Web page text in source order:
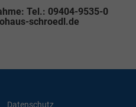
Tel.: 09404-9535-0
schroedl.de
Datenschutz